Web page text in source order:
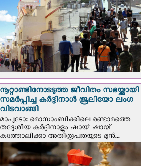
നൂറ്റാണ്ടിനോടടുത്ത ജീവിതം സഭയ്ക്കായി
സമർപ്പിച്ച കർദ്ദിനാൾ ജൂലിയോ ലംഗ
വിടവാങ്ങി
മാപുടോ: മൊസാംബിക്കിലെ രണ്ടാമത്തെ
തദ്ദേശീയ കർദ്ദിനാളും ഷായ്-ഷായ്
കത്തോലിക്കാ അതിരൂപതയുടെ മുന്‍...